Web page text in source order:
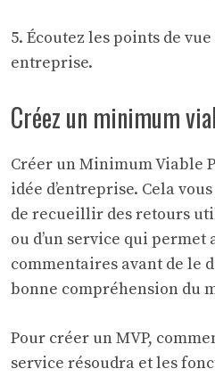
5. Écoutez les points de
entreprise.
Créez un minimum
Créer un Minimum Viable
idée d’entreprise. Cela
de recueillir des retours
ou d’un service qui
commentaires avant de le
bonne compréhension du
Pour créer un MVP,
service résoudra et les